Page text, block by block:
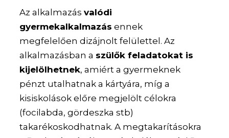
Az alkalmazásvalódi
gyermekalkalmazás ennek
megfelelően dizájnolt felülettel. Az
alkalmazásban a szülők feladatokat is
kijelölhetnek, amiért a gyermeknek
pénzt utalhatnak a kártyára, míg a
kisiskolások előre megjelölt célokra
(focilabda, gördeszka stb)
takarékoskodhatnak. A megtakarításokra